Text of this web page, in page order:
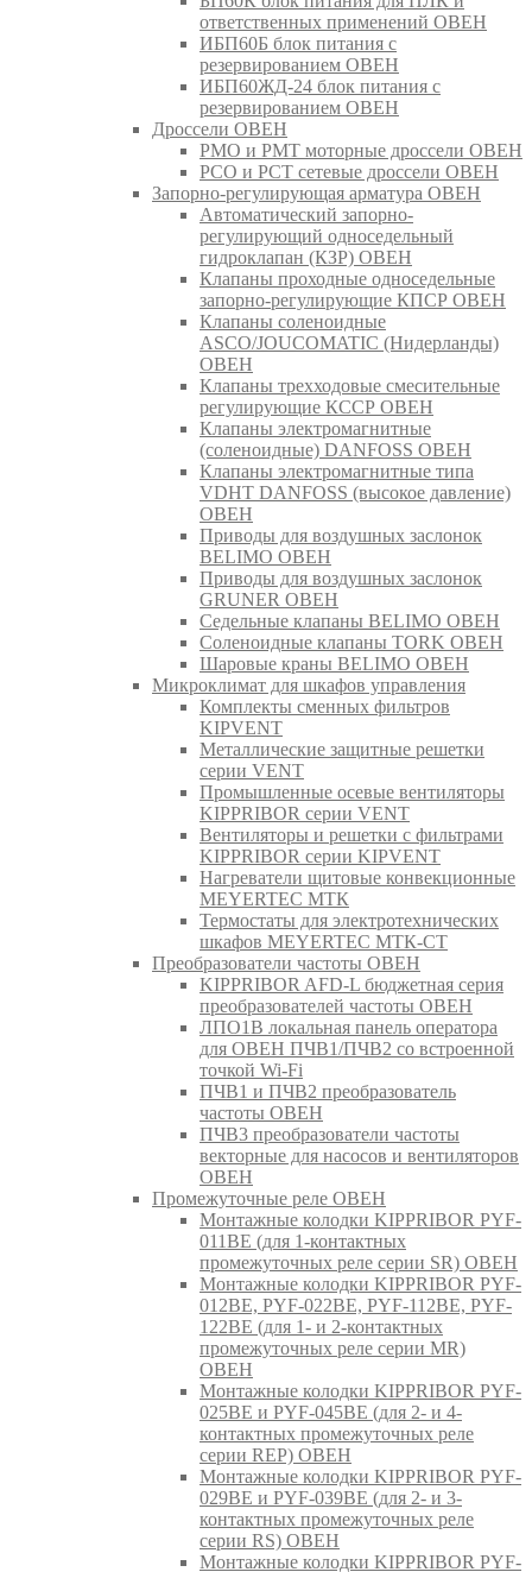
ответственных применений ОВЕН
ИБП60Б блок питания с
резервированием ОВЕН
ИБП60ЖД-24 блок питания с
резервированием ОВЕН
Дроссели ОВЕН
РМО и РМТ моторные дроссели ОВЕН
РСО и РСТ сетевые дроссели ОВЕН
Запорно-регулирующая арматура ОВЕН
Автоматический запорно-
регулирующий односедельный
гидроклапан (КЗР) ОВЕН
Клапаны проходные односедельные
запорно-регулирующие КПСР ОВЕН
Клапаны соленоидные
ASCO/JOUCOMATIC (Нидерланды)
ОВЕН
Клапаны трехходовые смесительные
регулирующие КССР ОВЕН
Клапаны электромагнитные
(соленоидные) DANFOSS ОВЕН
Клапаны электромагнитные типа
VDHT DANFOSS (высокое давление)
ОВЕН
Приводы для воздушных заслонок
BELIMO ОВЕН
Приводы для воздушных заслонок
GRUNER ОВЕН
Седельные клапаны BELIMO ОВЕН
Соленоидные клапаны TORK ОВЕН
Шаровые краны BELIMO ОВЕН
Микроклимат для шкафов управления
Комплекты сменных фильтров
KIPVENT
Металлические защитные решетки
серии VENT
Промышленные осевые вентиляторы
KIPPRIBOR серии VENT
Вентиляторы и решетки с фильтрами
KIPPRIBOR серии KIPVENT
Нагреватели щитовые конвекционные
MEYERTEC МТК
Термостаты для электротехнических
шкафов MEYERTEC МТК-СТ
Преобразователи частоты ОВЕН
KIPPRIBOR AFD-L бюджетная серия
преобразователей частоты ОВЕН
ЛПО1В локальная панель оператора
для ОВЕН ПЧВ1/ПЧВ2 со встроенной
точкой Wi-Fi
ПЧВ1 и ПЧВ2 преобразователь
частоты ОВЕН
ПЧВ3 преобразователи частоты
векторные для насосов и вентиляторов
ОВЕН
Промежуточные реле ОВЕН
Монтажные колодки KIPPRIBOR PYF-
011BE (для 1-контактных
промежуточных реле серии SR) ОВЕН
Монтажные колодки KIPPRIBOR PYF-
012BE, PYF-022BE, PYF-112BE, PYF-
122BE (для 1- и 2-контактных
промежуточных реле серии MR)
ОВЕН
Монтажные колодки KIPPRIBOR PYF-
025BE и PYF-045BE (для 2- и 4-
контактных промежуточных реле
серии REP) ОВЕН
Монтажные колодки KIPPRIBOR PYF-
029BE и PYF-039BE (для 2- и 3-
контактных промежуточных реле
серии RS) ОВЕН
Монтажные колодки KIPPRIBOR PYF-